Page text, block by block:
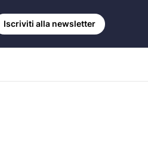
Iscriviti alla newsletter